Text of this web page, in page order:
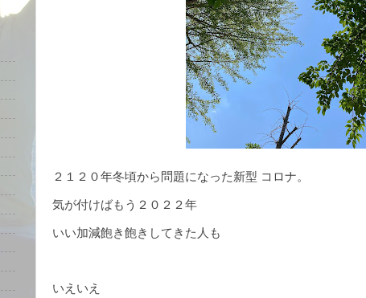
２１２０年冬頃から問題になった新型 コロナ。
気が付けばもう２０２２年
いい加減飽き飽きしてきた人も
いえいえ